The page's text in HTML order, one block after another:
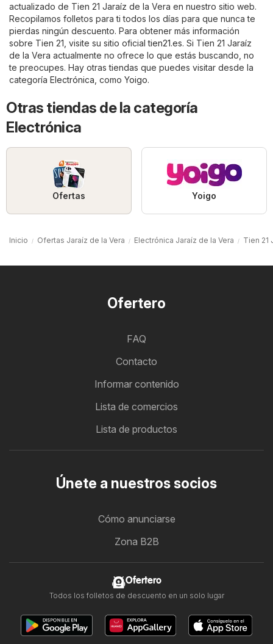
actualizado de Tien 21 Jaraíz de la Vera en nuestro sitio web.
Recopilamos folletos para ti todos los días para que nunca te
pierdas ningún descuento. Para obtener más información
sobre Tien 21, visite su sitio oficialtien21.es. Si Tien 21 Jaraíz
de la Vera actualmente no ofrece lo que estás buscando, no
te preocupes. Hay otras tiendas que puedes visitar desde la
categoría Electrónica , como Yoigo.
Otras tiendas de la categoría
Electrónica
Ofertas Yoigo
Inicio Ofertas Jaraíz de la Vera Electrónica Jaraíz de la Vera Tien 21
Ofertero
FAQ
Contacto
Informar contenido
Lista de comercios
Lista de productos
Únete a nuestros socios
Cómo anunciarse
Zona B2B
Ofertero
Todos los folletos de descuento en un solo lugar